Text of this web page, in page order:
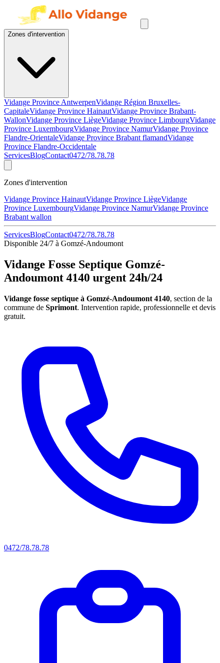
Zones d'intervention
Vidange Province AntwerpenVidange Région Bruxelles-
CapitaleVidange Province HainautVidange Province Brabant-
WallonVidange Province LiègeVidange Province LimbourgVidange
Province LuxembourgVidange Province NamurVidange Province
Flandre-OrientaleVidange Province Brabant flamandVidange
Province Flandre-Occidentale
ServicesBlogContact0472/78.78.78
Zones d'intervention
Vidange Province HainautVidange Province LiègeVidange
Province LuxembourgVidange Province NamurVidange Province
Brabant wallon
ServicesBlogContact0472/78.78.78
Disponible 24/7 à Gomzé-Andoumont
Vidange Fosse Septique Gomzé-
Andoumont 4140 urgent 24h/24
Vidange fosse septique à Gomzé-Andoumont 4140, section de la
commune de Sprimont. Intervention rapide, professionnelle et devis
gratuit.
0472/78.78.78